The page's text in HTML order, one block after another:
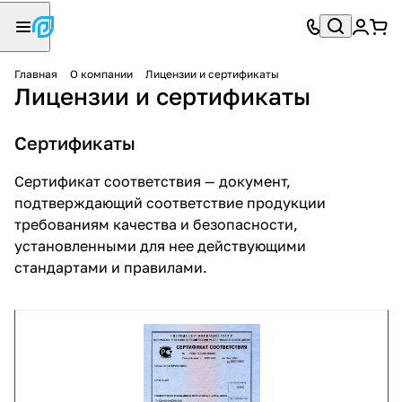
Главная О компании Лицензии и сертификаты
Лицензии и сертификаты
Сертификаты
Сертификат соответствия — документ,
подтверждающий соответствие продукции
требованиям качества и безопасности,
установленными для нее действующими
стандартами и правилами.